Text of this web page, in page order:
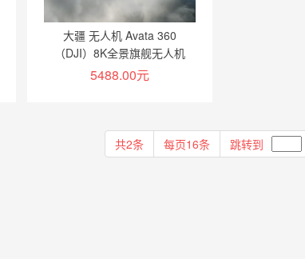
大疆 无人机 Avata 360
（DJI）8K全景旗舰无人机
360°全景沉浸式体感操控 高清
5488.00元
共2条
每页16条 跳转到